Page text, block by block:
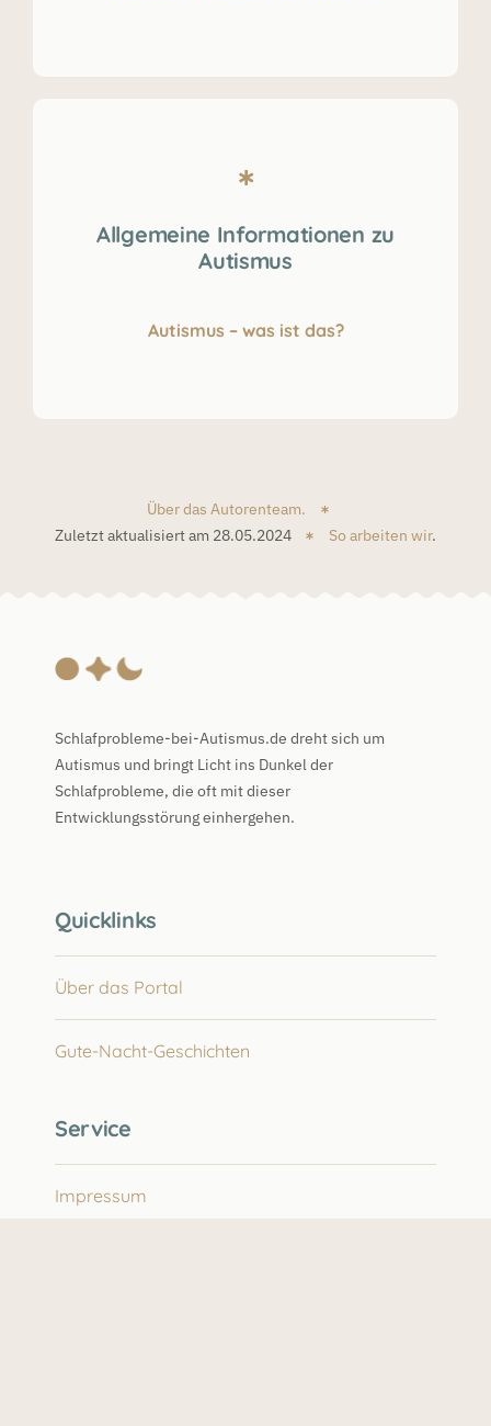
Allgemeine Informationen zu
Autismus
Autismus – was ist das?
Über das Autorenteam.
Zuletzt aktualisiert am 28.05.2024
So arbeiten wir.
Schlafprobleme-bei-Autismus.de dreht sich um
Autismus und bringt Licht ins Dunkel der
Schlafprobleme, die oft mit dieser
Entwicklungsstörung einhergehen.
Quicklinks
Über das Portal
Gute-Nacht-Geschichten
Service
Impressum